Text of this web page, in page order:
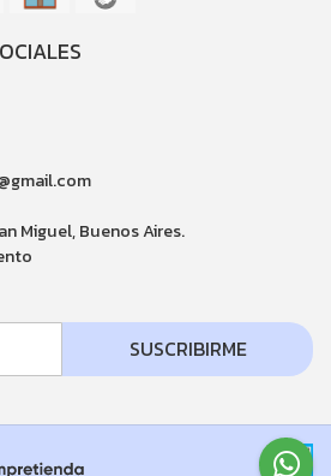
Miguel, Buenos Aires.
SUSCRIBIRME